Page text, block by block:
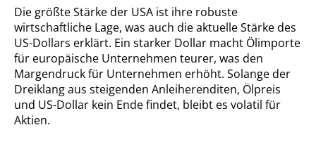
Die größte Stärke der USA ist ihre robuste
wirtschaftliche Lage, was auch die aktuelle Stärke des
US-Dollars erklärt. Ein starker Dollar macht Ölimporte
für europäische Unternehmen teurer, was den
Margendruck für Unternehmen erhöht. Solange der
Dreiklang aus steigenden Anleiherenditen, Ölpreis
und US-Dollar kein Ende findet, bleibt es volatil für
Aktien.